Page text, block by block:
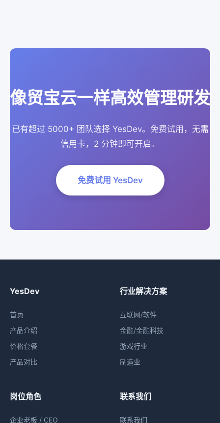
像贸宝云一样高效管理研发
已有超过 5000+ 团队选择 YesDev。免费试用，无需
信用卡，2 分钟即可开启。
免费试用 YesDev
YesDev
首页
产品介绍
价格套餐
产品对比
行业解决方案
互联网/软件
金融/金融科技
游戏行业
制造业
岗位角色
企业老板 / CEO
联系我们
联系我们